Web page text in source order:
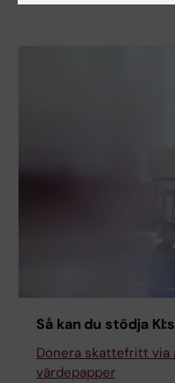
Så kan du stödja
Donera skattefritt via
värdepapper